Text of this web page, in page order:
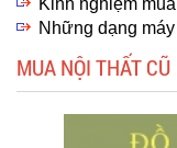
Kinh nghiệm
Những dạng
MUA NỘI THẤT CŨ